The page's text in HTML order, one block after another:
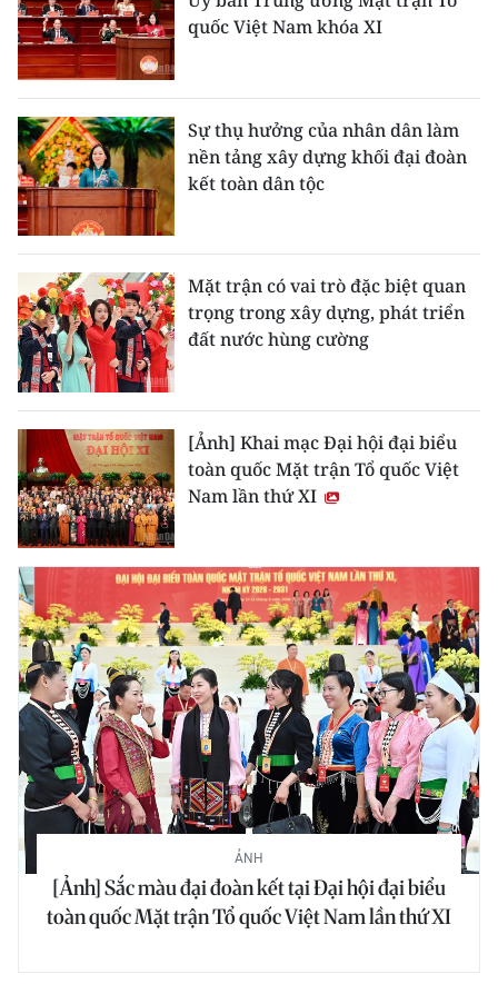
Media Khoa học - Công nghệ
Media Môi trường
Ảnh
Infographic
TIN MỚI
TIN ĐỊA PHƯƠNG
Trung du và miền núi phía Bắc
Đồng bằng sông Hồng
Bắc Trung Bộ
Duyên hải Nam Trung Bộ và Tây
Nguyên
Đông Nam Bộ
Đồng bằng sông Cửu Long
Chuyên trang Hà Nội
Chuyên trang TP. Hồ Chí Minh
CHUYÊN ĐỀ
CÁC CHUYÊN TRANG
VỀ BÁO NHÂN DÂN
quốc Việt Nam khóa XI
Sự thụ hưởng của nhân dân làm
nền tảng xây dựng khối đại đoàn
kết toàn dân tộc
Mặt trận có vai trò đặc biệt quan
trọng trong xây dựng, phát triển
đất nước hùng cường
[Ảnh] Khai mạc Đại hội đại biểu
toàn quốc Mặt trận Tổ quốc Việt
Nam lần thứ XI
ẢNH
[Ảnh] Sắc màu đại đoàn kết tại Đại hội đại biểu
toàn quốc Mặt trận Tổ quốc Việt Nam lần thứ XI